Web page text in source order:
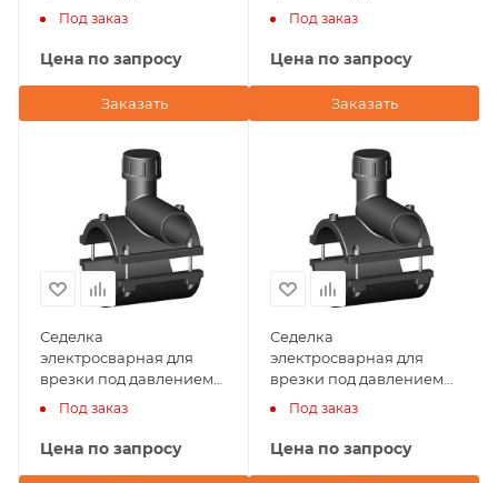
225х25 NTG Plastik
(Турция)
Под заказ
Цена по запросу
Заказать
200х40 NTG Plastik
(Турция)
Под заказ
Цена по запросу
Заказать
Седелка
электросварная для
врезки под давлением
160х50 NTG Plastik
(Турция)
Под заказ
Цена по запросу
Седелка
электросварная для
врезки под давлением
140х63 NTG Plastik
(Турция)
Под заказ
Цена по запросу